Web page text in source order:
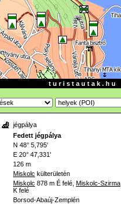
t u r i s t a u t a k . h u
jégpálya
Fedett jégpálya
N 48° 5,795'
E 20° 47,331'
126 m
Miskolc külterületén
Miskolc 878 m É felé Miskolc-Szirma
K felé
Borsod-Abaúj-Zemplén